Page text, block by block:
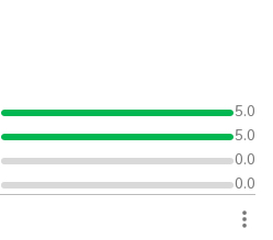
5.0
5.0
0.0
0.0